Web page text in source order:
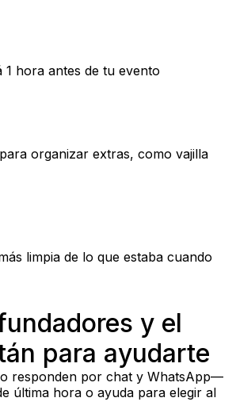
1 hora antes de tu evento
organizar extras, como vajilla
limpia de lo que estaba cuando
y el
para ayudarte
responden por chat y WhatsApp—
última hora o ayuda para elegir al